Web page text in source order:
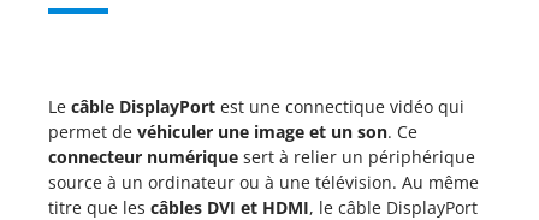
Le câble DisplayPort est une connectique vidéo qui
permet de véhiculer une image et un son. Ce
connecteur numérique sert à relier un périphérique
source à un ordinateur ou à une télévision. Au même
titre que les câbles DVI et HDMI, le câble DisplayPort